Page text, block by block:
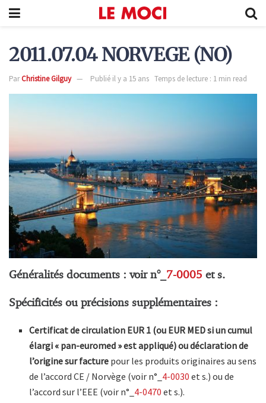
2011.07.04 NORVEGE (NO)
ParChristine Gilguy Publié il y a 15 ans Temps de lecture : 1 min read
Généralités documents : voir n°_ 7-0005 et s.
Spécificités ou précisions supplémentaires :
Certificat de circulation EUR 1 (ou EUR MED si un cumul
élargi « pan-euromed » est appliqué) ou déclaration de
l’origine sur facture pour les produits originaires au sens
de l’accord CE / Norvège (voir n°_ 4-0030 et s.) ou de
l’accord sur l’EEE (voir n°_ 4-0470 et s.).